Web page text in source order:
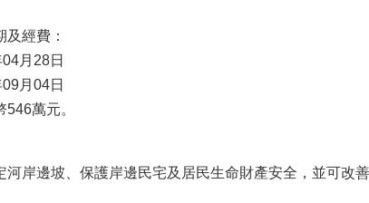
經費：
月28日
月04日
萬元。
岸邊坡、保護岸邊民宅及居民生命財產安全，並可改善